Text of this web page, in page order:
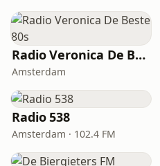
Radio Veronica De Beste 80s
Amsterdam
Radio 538
Amsterdam · 102.4 FM